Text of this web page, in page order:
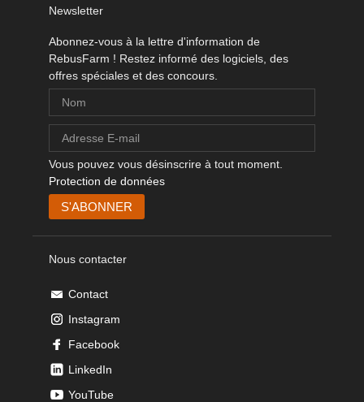
Newsletter
Abonnez-vous à la lettre d'information de
RebusFarm ! Restez informé des logiciels, des
offres spéciales et des concours.
Vous pouvez vous désinscrire à tout moment.
Protection de données
Nous contacter
Contact
Instagram
Facebook
LinkedIn
YouTube